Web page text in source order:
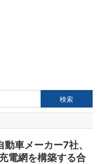
索:
車メーカー7社、
電網を構築する合